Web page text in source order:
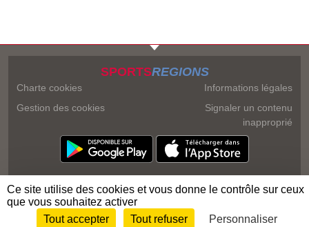
SPORTSREGIONS
Charte cookies
Gestion des cookies
Informations légales
Signaler un contenu
inapproprié
Envie de participer ? Connexion
Ce site utilise des cookies et vous donne le contrôle sur ceux
que vous souhaitez activer
Tout accepter
Tout refuser Personnaliser